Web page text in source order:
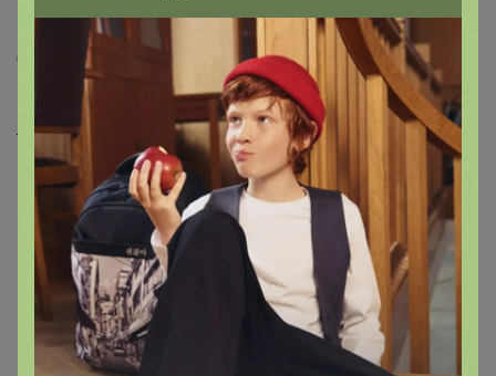
Как получить?
Доставка
Шоурумы
Торговые марки
Наша команда
В наличии
Подарочные сертификаты
Реклама на сайте
Поставщикам